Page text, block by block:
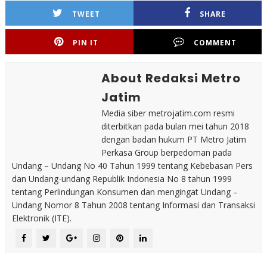
TWEET SHARE
PIN IT COMMENT
About Redaksi Metro
Jatim
Media siber metrojatim.com resmi
diterbitkan pada bulan mei tahun 2018
dengan badan hukum PT Metro Jatim
Perkasa Group berpedoman pada
Undang – Undang No 40 Tahun 1999 tentang Kebebasan Pers
dan Undang-undang Republik Indonesia No 8 tahun 1999
tentang Perlindungan Konsumen dan mengingat Undang –
Undang Nomor 8 Tahun 2008 tentang Informasi dan Transaksi
Elektronik (ITE).